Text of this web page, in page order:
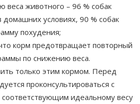
веса животного – 96 % собак
домашних условиях, 90 % собак
похудения;
корм предотвращает повторный
по снижению веса.
только этим кормом. Перед
проконсультироваться с
идеальному весу